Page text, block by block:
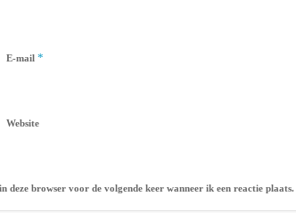
E-mail *
Website
deze browser voor de volgende keer wanneer ik een reactie plaats.